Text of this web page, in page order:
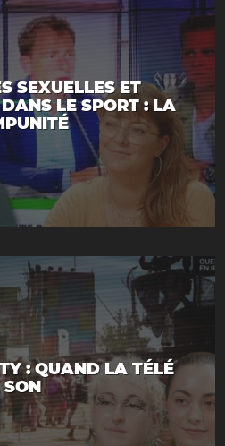
SEXUELLES ET
LE SPORT : LA
: QUAND LA TÉLÉ
SON